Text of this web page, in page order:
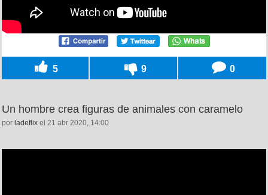
5 9 0
Un hombre crea figuras de animales con caramelo
por ladeflix el 21 abr 2020, 14:00